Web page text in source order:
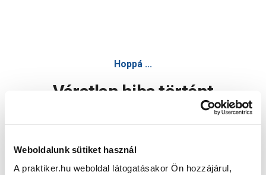
Weboldalunk sütiket használ
A praktiker.hu weboldal látogatásakor Ön hozzájárul,
Hoppá ...
Váratlan hiba történt
Oldal újratöltése